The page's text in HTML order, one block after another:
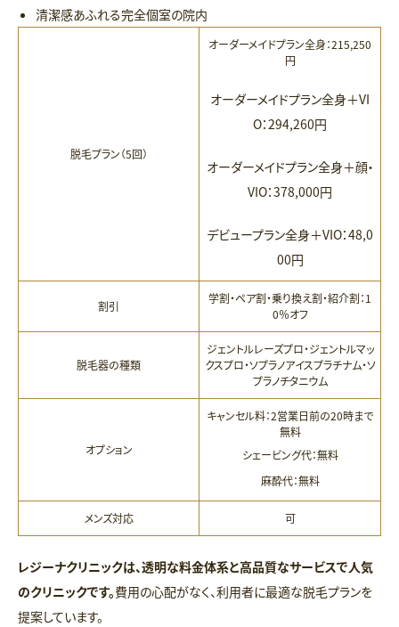
清潔感あふれる完全個室の院内
脱毛プラン（5回）
オーダーメイドプラン全身：215,250
円
オーダーメイドプラン全身＋VI
O：294,260円
オーダーメイドプラン全身＋顔・
VIO：378,000円
デビュープラン全身＋VIO：48,0
00円
割引
学割・ペア割・乗り換え割・紹介割：1
0％オフ
脱毛器の種類
ジェントルレーズプロ・ジェントルマッ
クスプロ・ソプラノアイスプラチナム・ソ
プラノチタニウム
オプション
キャンセル料：2営業日前の20時まで
無料
シェービング代：無料
麻酔代：無料
メンズ対応 可
レジーナクリニックは、透明な料金体系と高品質なサービスで人気
のクリニックです。費用の心配がなく、利用者に最適な脱毛プランを
提案しています。